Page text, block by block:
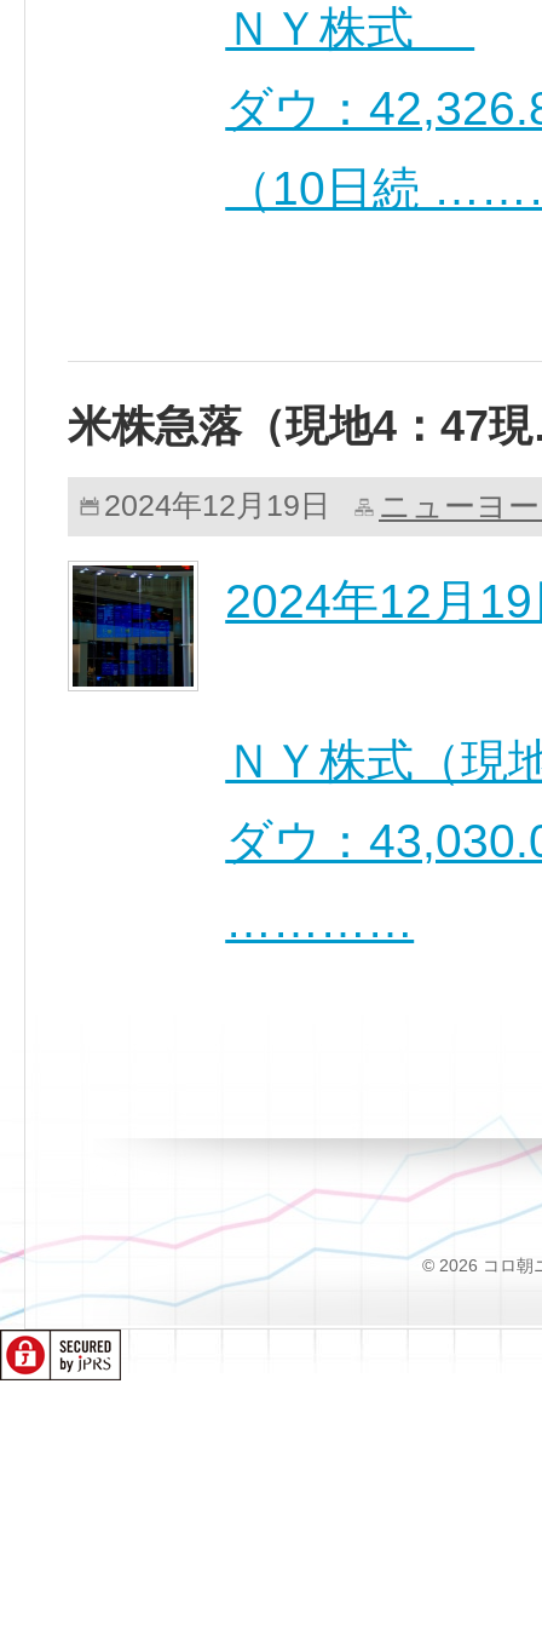
ＮＹ株式
ダウ：
（10日続
米株急落（現地4：47
2024年12月19日 ニューヨ
2024年12月
ＮＹ株式（
ダウ：
…………
© 2026 コロ朝